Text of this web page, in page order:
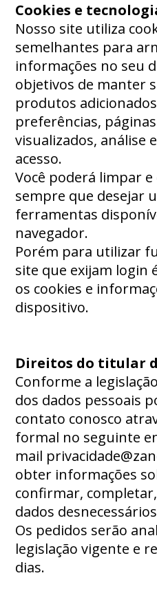
Cookies e
Nosso site utiliza
semelhantes para
informações no seu
objetivos de manter
produtos
preferências,
visualizados, análise
acesso.
Você poderá limpar
sempre que desejar
ferramentas
navegador.
Porém para utilizar
site que exijam login
os cookies e
dispositivo.
Direitos do titular
Conforme a
dos dados pessoais
contato conosco
formal no seguinte
mail
obter informações
confirmar,
dados
Os pedidos serão
legislação vigente e
dias.